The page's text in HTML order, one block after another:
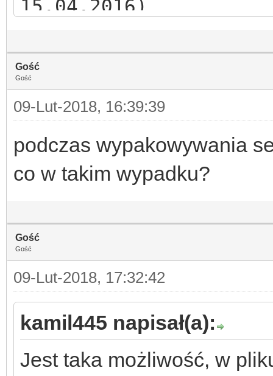
15.04.2016)
4. Zainstaluj dodatki
(każdy dodatek do
a) po instalacji "The
zainstaluj patch
apartament -
do tego dodatku.*
c) po instalacji "The
zainstaluj patch
Gość
Gość
09-Lut-2018, 16:39:39
podczas wypakowywania
co w takim wypadku?
Gość
Gość
09-Lut-2018, 17:32:42
kamil445 napisał(a):
Jest taka możliwość, w